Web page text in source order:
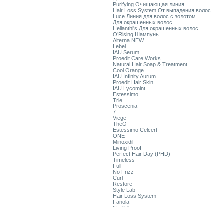
Purifying Очищающая линия
Hair Loss System От выпадения волос
Luce Линия для волос с золотом
Для окрашенных волос
Helianthi's Для окрашенных волос
O’Rising Шампунь
Alterna NEW
Lebel
IAU Serum
Proedit Care Works
Natural Hair Soap & Treatment
Cool Orange
IAU Infinity Aurum
Proedit Hair Skin
IAU Lycomint
Estessimo
Trie
Proscenia
7
Viege
TheO
Estessimo Celcert
ONE
Minoxidil
Living Proof
Perfect Hair Day (PHD)
Timeless
Full
No Frizz
Curl
Restore
Style Lab
Hair Loss System
Fanola